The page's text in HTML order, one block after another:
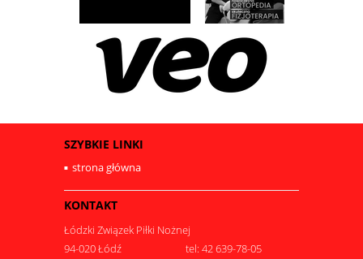
SZYBKIE LINKI
strona główna
KONTAKT
Łódzki Związek Piłki Nożnej
94-020 Łódź
tel: 42 639-78-05